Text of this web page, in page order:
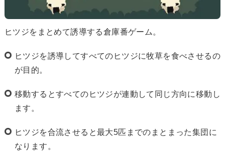
ヒツジをまとめて誘導する倉庫番ゲーム。
ヒツジを誘導してすべてのヒツジに牧草を食べさせるの
が目的。
移動するとすべてのヒツジが連動して同じ方向に移動し
ます。
ヒツジを合流させると最大5匹までのまとまった集団に
なります。